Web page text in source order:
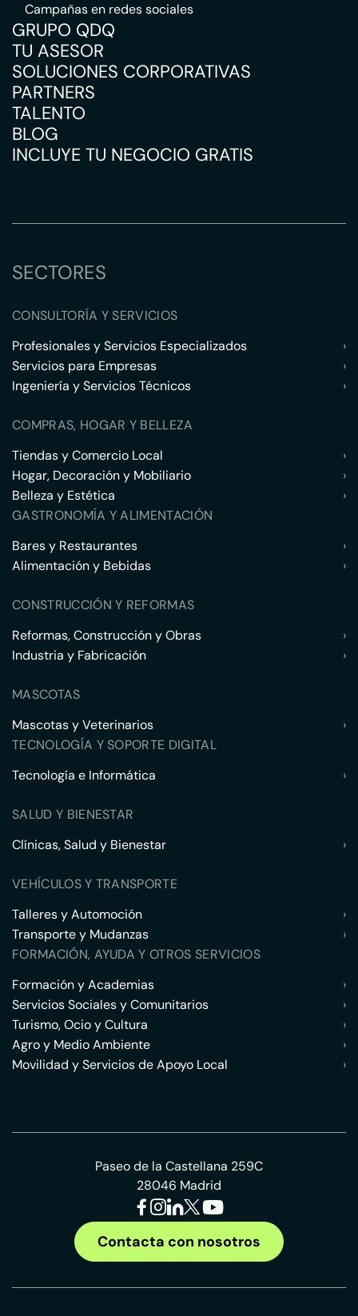
Campañas en redes sociales
GRUPO QDQ
TU ASESOR
SOLUCIONES CORPORATIVAS
PARTNERS
TALENTO
BLOG
INCLUYE TU NEGOCIO GRATIS
SECTORES
CONSULTORÍA Y SERVICIOS
Profesionales y Servicios Especializados
›
Servicios para Empresas
›
Ingeniería y Servicios Técnicos
›
COMPRAS, HOGAR Y BELLEZA
Tiendas y Comercio Local
›
Hogar, Decoración y Mobiliario
›
Belleza y Estética
›
GASTRONOMÍA Y ALIMENTACIÓN
Bares y Restaurantes
›
Alimentación y Bebidas
›
CONSTRUCCIÓN Y REFORMAS
Reformas, Construcción y Obras
›
Industria y Fabricación
›
MASCOTAS
Mascotas y Veterinarios
›
TECNOLOGÍA Y SOPORTE DIGITAL
Tecnología e Informática
›
SALUD Y BIENESTAR
Clínicas, Salud y Bienestar
›
VEHÍCULOS Y TRANSPORTE
Talleres y Automoción
›
Transporte y Mudanzas
›
FORMACIÓN, AYUDA Y OTROS SERVICIOS
Formación y Academias
›
Servicios Sociales y Comunitarios
›
Turismo, Ocio y Cultura
›
Agro y Medio Ambiente
›
Movilidad y Servicios de Apoyo Local
›
Paseo de la Castellana 259C
28046 Madrid
Contacta con nosotros